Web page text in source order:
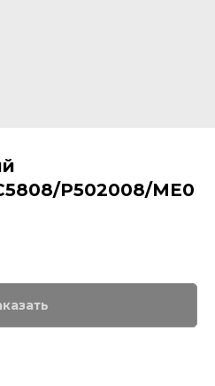
P502008/ME0